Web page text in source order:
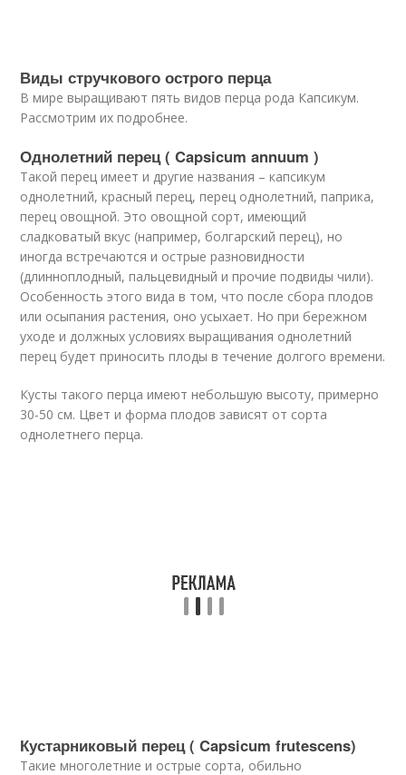
Виды стручкового острого перца
В мире выращивают пять видов перца рода Капсикум.
Рассмотрим их подробнее.
Однолетний перец ( Capsicum annuum )
Такой перец имеет и другие названия – капсикум
однолетний, красный перец, перец однолетний, паприка,
перец овощной. Это овощной сорт, имеющий
сладковатый вкус (например, болгарский перец), но
иногда встречаются и острые разновидности
(длинноплодный, пальцевидный и прочие подвиды чили).
Особенность этого вида в том, что после сбора плодов
или осыпания растения, оно усыхает. Но при бережном
уходе и должных условиях выращивания однолетний
перец будет приносить плоды в течение долгого времени.
Кусты такого перца имеют небольшую высоту, примерно
30-50 см. Цвет и форма плодов зависят от сорта
однолетнего перца.
Кустарниковый перец ( Capsicum frutescens)
Такие многолетние и острые сорта, обильно